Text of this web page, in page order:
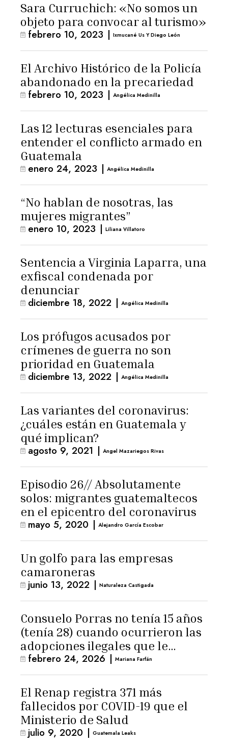
Sara Curruchich: «No somos un
objeto para convocar al turismo»
febrero 10, 2023 | Ixmucané Us Y Diego León
El Archivo Histórico de la Policía
abandonado en la precariedad
febrero 10, 2023 | Angélica Medinilla
Las 12 lecturas esenciales para
entender el conflicto armado en
Guatemala
enero 24, 2023 | Angélica Medinilla
“No hablan de nosotras, las
mujeres migrantes”
enero 10, 2023 | Liliana Villatoro
Sentencia a Virginia Laparra, una
exfiscal condenada por
denunciar
diciembre 18, 2022 | Angélica Medinilla
Los prófugos acusados por
crímenes de guerra no son
prioridad en Guatemala
diciembre 13, 2022 | Angélica Medinilla
Las variantes del coronavirus:
¿cuáles están en Guatemala y
qué implican?
agosto 9, 2021 | Angel Mazariegos Rivas
Episodio 26// Absolutamente
solos: migrantes guatemaltecos
en el epicentro del coronavirus
mayo 5, 2020 | Alejandro García Escobar
Un golfo para las empresas
camaroneras
junio 13, 2022 | Naturaleza Castigada
Consuelo Porras no tenía 15 años
(tenía 28) cuando ocurrieron las
adopciones ilegales que le
señalan
febrero 24, 2026 | Mariana Farfán
El Renap registra 371 más
fallecidos por COVID-19 que el
Ministerio de Salud
julio 9, 2020 | Guatemala Leaks